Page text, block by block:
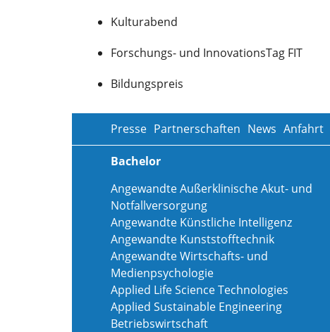
Kulturabend
Forschungs- und InnovationsTag FIT
Bildungspreis
Presse Partnerschaften News Anfahrt
Bachelor
Angewandte Außerklinische Akut- und
Notfallversorgung
Angewandte Künstliche Intelligenz
Angewandte Kunststofftechnik
Angewandte Wirtschafts- und
Medienpsychologie
Applied Life Science Technologies
Applied Sustainable Engineering
Betriebswirtschaft